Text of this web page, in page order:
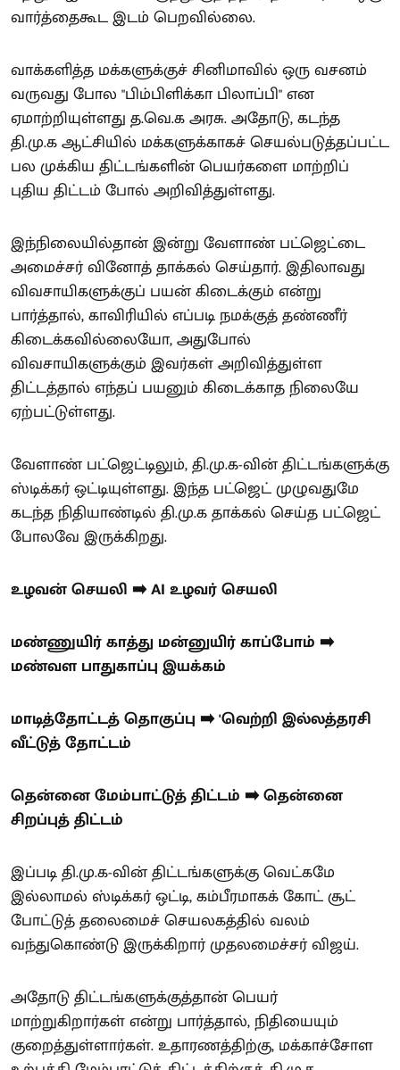
வார்த்தைகூட இடம் பெறவில்லை.
வாக்களித்த மக்களுக்குச் சினிமாவில் ஒரு வசனம்
வருவது போல "பிம்பிளிக்கா பிலாப்பி" என
ஏமாற்றியுள்ளது த.வெ.க அரசு. அதோடு, கடந்த
தி.மு.க ஆட்சியில் மக்களுக்காகச் செயல்படுத்தப்பட்ட
பல முக்கிய திட்டங்களின் பெயர்களை மாற்றிப்
புதிய திட்டம் போல் அறிவித்துள்ளது.
இந்நிலையில்தான் இன்று வேளாண் பட்ஜெட்டை
அமைச்சர் வினோத் தாக்கல் செய்தார். இதிலாவது
விவசாயிகளுக்குப் பயன் கிடைக்கும் என்று
பார்த்தால், காவிரியில் எப்படி நமக்குத் தண்ணீர்
கிடைக்கவில்லையோ, அதுபோல்
விவசாயிகளுக்கும் இவர்கள் அறிவித்துள்ள
திட்டத்தால் எந்தப் பயனும் கிடைக்காத நிலையே
ஏற்பட்டுள்ளது.
வேளாண் பட்ஜெட்டிலும், தி.மு.க-வின் திட்டங்களுக்கு
ஸ்டிக்கர் ஒட்டியுள்ளது. இந்த பட்ஜெட் முழுவதுமே
கடந்த நிதியாண்டில் தி.மு.க தாக்கல் செய்த பட்ஜெட்
போலவே இருக்கிறது.
உழவன் செயலி ➡️ AI உழவர் செயலி
மண்ணுயிர் காத்து மன்னுயிர் காப்போம் ➡️
மண்வள பாதுகாப்பு இயக்கம்
மாடித்தோட்டத் தொகுப்பு ➡️ 'வெற்றி இல்லத்தரசி
வீட்டுத் தோட்டம்
தென்னை மேம்பாட்டுத் திட்டம் ➡️ தென்னை
சிறப்புத் திட்டம்
இப்படி தி.மு.க-வின் திட்டங்களுக்கு வெட்கமே
இல்லாமல் ஸ்டிக்கர் ஒட்டி, கம்பீரமாகக் கோட் சூட்
போட்டுத் தலைமைச் செயலகத்தில் வலம்
வந்துகொண்டு இருக்கிறார் முதலமைச்சர் விஜய்.
அதோடு திட்டங்களுக்குத்தான் பெயர்
மாற்றுகிறார்கள் என்று பார்த்தால், நிதியையும்
குறைத்துள்ளார்கள். உதாரணத்திற்கு, மக்காச்சோள